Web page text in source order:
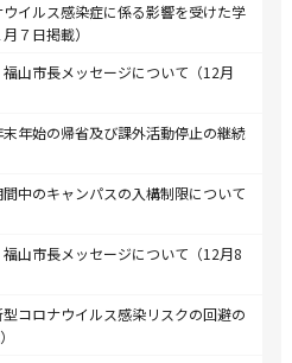
ウイルス感染症に係る影響を受けた学
７日掲載）
福山市長メッセージについて（12月
末年始の帰省及び課外活動停止の継続
間中のキャンパスの入構制限について
福山市長メッセージについて（12月8
型コロナウイルス感染リスクの回避の